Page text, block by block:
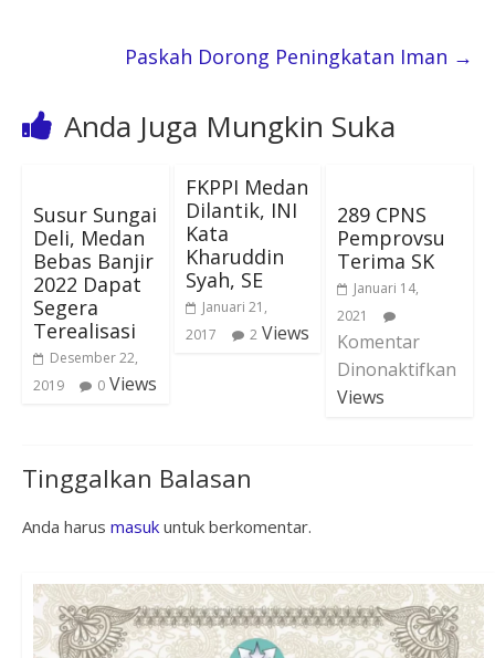
Paskah Dorong Peningkatan Iman →
Anda Juga Mungkin Suka
Susur Sungai
Deli, Medan
Bebas Banjir
2022 Dapat
Segera
Terealisasi
Desember 22,
2019
0 Views
FKPPI Medan
Dilantik, INI
Kata
Kharuddin
Syah, SE
Januari 21,
2017
2 Views
289 CPNS
Pemprovsu
Terima SK
Januari 14,
2021
Komentar
Dinonaktifkan
Views
Tinggalkan Balasan
Anda harus masukuntuk berkomentar.